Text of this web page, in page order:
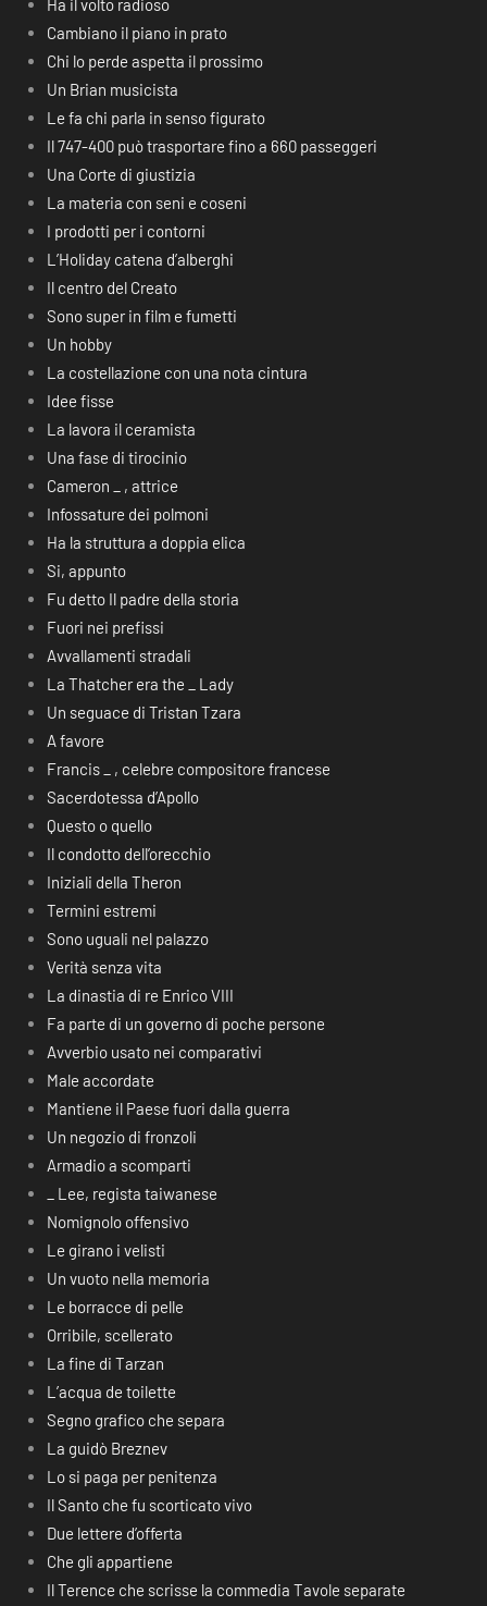
Ha il volto radioso
Cambiano il piano in prato
Chi lo perde aspetta il prossimo
Un Brian musicista
Le fa chi parla in senso figurato
Il 747-400 può trasportare fino a 660 passeggeri
Una Corte di giustizia
La materia con seni e coseni
I prodotti per i contorni
L’Holiday catena d’alberghi
Il centro del Creato
Sono super in film e fumetti
Un hobby
La costellazione con una nota cintura
Idee fisse
La lavora il ceramista
Una fase di tirocinio
Cameron _ , attrice
Infossature dei polmoni
Ha la struttura a doppia elica
Si, appunto
Fu detto Il padre della storia
Fuori nei prefissi
Avvallamenti stradali
La Thatcher era the _ Lady
Un seguace di Tristan Tzara
A favore
Francis _ , celebre compositore francese
Sacerdotessa d’Apollo
Questo o quello
Il condotto dell’orecchio
Iniziali della Theron
Termini estremi
Sono uguali nel palazzo
Verità senza vita
La dinastia di re Enrico VIII
Fa parte di un governo di poche persone
Avverbio usato nei comparativi
Male accordate
Mantiene il Paese fuori dalla guerra
Un negozio di fronzoli
Armadio a scomparti
_ Lee, regista taiwanese
Nomignolo offensivo
Le girano i velisti
Un vuoto nella memoria
Le borracce di pelle
Orribile, scellerato
La fine di Tarzan
L’acqua de toilette
Segno grafico che separa
La guidò Breznev
Lo si paga per penitenza
Il Santo che fu scorticato vivo
Due lettere d’offerta
Che gli appartiene
Il Terence che scrisse la commedia Tavole separate